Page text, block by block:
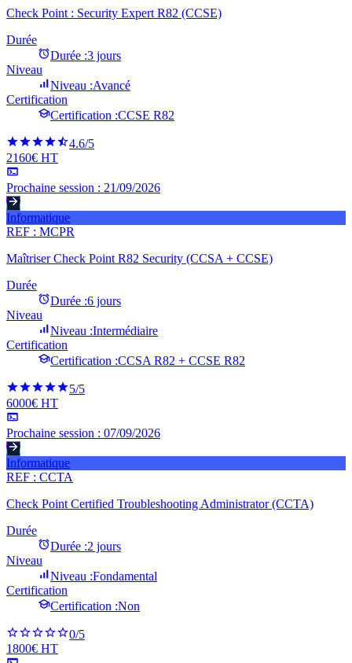
Check Point : Security Expert R82 (CCSE)
Durée
Durée :3 jours
Niveau
Niveau :Avancé
Certification
Certification :CCSE R82
4.6/5
2160€ HT
Prochaine session : 21/09/2026
Informatique
REF : MCPR
Maîtriser Check Point R82 Security (CCSA + CCSE)
Durée
Durée :6 jours
Niveau
Niveau :Intermédiaire
Certification
Certification :CCSA R82 + CCSE R82
5/5
6000€ HT
Prochaine session : 07/09/2026
Informatique
REF : CCTA
Check Point Certified Troubleshooting Administrator (CCTA)
Durée
Durée :2 jours
Niveau
Niveau :Fondamental
Certification
Certification :Non
0/5
1800€ HT